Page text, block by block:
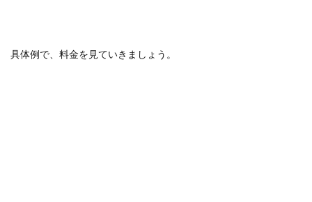
具体例で、料金を見ていきましょう。